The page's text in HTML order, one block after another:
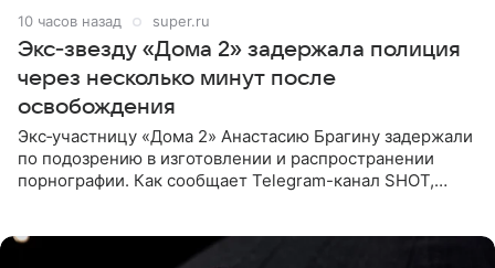
10 часов назад super.ru
Экс‑звезду «Дома 2» задержала полиция
через несколько минут после
освобождения
Экс‑участницу «Дома 2» Анастасию Брагину задержали
по подозрению в изготовлении и распространении
порнографии. Как сообщает Telegram-канал SHOT,